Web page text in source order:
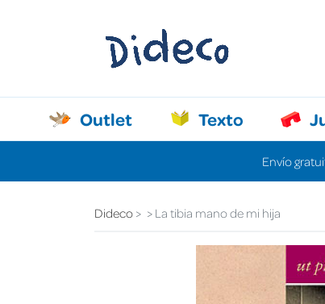
Outlet Texto
Envío
Dideco La tibia mano de mi hija